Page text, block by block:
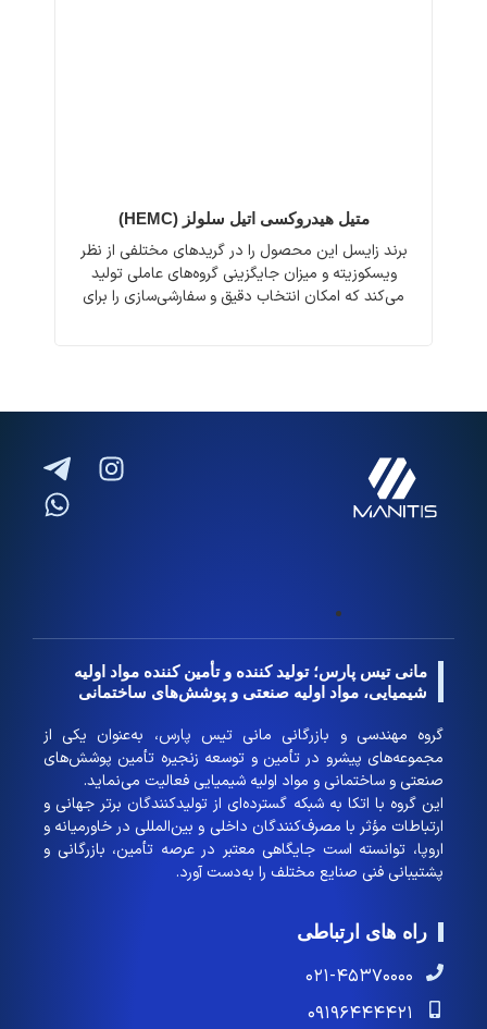
متیل هیدروکسی اتیل سلولز (HEMC)
برند زایسل این محصول را در گریدهای مختلفی از نظر
ویسکوزیته و میزان جایگزینی گروه‌های عاملی تولید
می‌کند که امکان انتخاب دقیق و سفارشی‌سازی را برای
مانی تیس پارس؛ تولید کننده و تأمین کننده مواد اولیه
شیمیایی، مواد اولیه صنعتی و پوشش‌های ساختمانی
گروه مهندسی و بازرگانی مانی تیس پارس، به‌عنوان یکی از
مجموعه‌های پیشرو در تأمین و توسعه زنجیره تأمین پوشش‌های
صنعتی و ساختمانی و مواد اولیه شیمیایی فعالیت می‌نماید.
این گروه با اتکا به شبکه گسترده‌ای از تولیدکنندگان برتر جهانی و
ارتباطات مؤثر با مصرف‌کنندگان داخلی و بین‌المللی در خاورمیانه و
اروپا، توانسته است جایگاهی معتبر در عرصه تأمین، بازرگانی و
پشتیبانی فنی صنایع مختلف را به‌دست آورد.
راه های ارتباطی
۰۲۱-۴۵۳۷۰۰۰۰
۰۹۱۹۶۴۴۴۴۲۱